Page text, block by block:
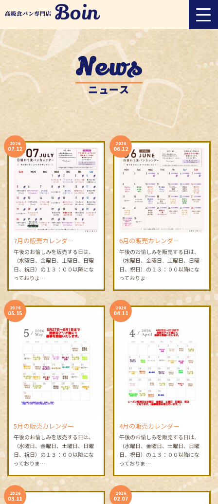
News
ニュース
2026
07.12
7月の販売カレンダー
午後のお愉しみを販売する日は、
（水曜日、金曜日、土曜日、日曜
日、祝日）の１３：００以降にな
っておりま…
2026
06.12
6月の販売カレンダー
午後のお愉しみを販売する日は、
（水曜日、金曜日、土曜日、日曜
日、祝日）の１３：００以降にな
っておりま…
2026
05.15
5月の販売カレンダー
午後のお愉しみを販売する日は、
（水曜日、金曜日、土曜日、日曜
日、祝日）の１３：００以降にな
っておりま…
2026
04.11
4月の販売カレンダー
午後のお愉しみを販売する日は、
（水曜日、金曜日、土曜日、日曜
日、祝日）の１３：００以降にな
っておりま…
2026
03.11
2026
02.07